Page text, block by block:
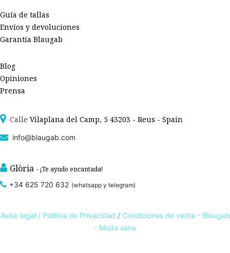
Guía de tallas
Envíos y devoluciones
Garantía Blaugab
Blog
Opiniones
Prensa
Calle Vilaplana del Camp, 5 43203 - Reus - Spain
info@blaugab.com
Glòria - ¡Te ayudo encantada!
+34 625 720 632 (whatsapp y telegram)
Aviso legal / Polítiva de Privacidad / Condiciones de venta - Blaugab
- Moda sana